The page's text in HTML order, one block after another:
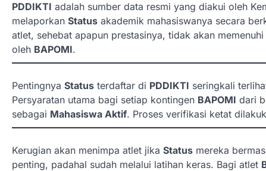
PDDIKTI adalah sumber data resmi yang diakui oleh
melaporkan Status akademik mahasiswanya secara
atlet, sehebat apapun prestasinya, tidak akan
oleh BAPOMI.
Pentingnya Status terdaftar di PDDIKTI seringkali
Persyaratan utama bagi setiap kontingen BAPOMI dari
sebagai Mahasiswa Aktif. Proses verifikasi ketat
Kerugian akan menimpa atlet jika Status mereka
penting, padahal sudah melalui latihan keras. Bagi atlet